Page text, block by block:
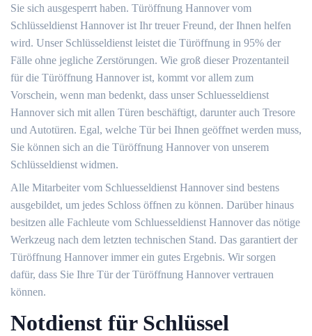
Sie sich ausgesperrt haben. Türöffnung Hannover vom
Schlüsseldienst Hannover ist Ihr treuer Freund, der Ihnen helfen
wird. Unser Schlüsseldienst leistet die Türöffnung in 95% der
Fälle ohne jegliche Zerstörungen. Wie groß dieser Prozentanteil
für die Türöffnung Hannover ist, kommt vor allem zum
Vorschein, wenn man bedenkt, dass unser Schluesseldienst
Hannover sich mit allen Türen beschäftigt, darunter auch Tresore
und Autotüren. Egal, welche Tür bei Ihnen geöffnet werden muss,
Sie können sich an die Türöffnung Hannover von unserem
Schlüsseldienst widmen.
Alle Mitarbeiter vom Schluesseldienst Hannover sind bestens
ausgebildet, um jedes Schloss öffnen zu können. Darüber hinaus
besitzen alle Fachleute vom Schluesseldienst Hannover das nötige
Werkzeug nach dem letzten technischen Stand. Das garantiert der
Türöffnung Hannover immer ein gutes Ergebnis. Wir sorgen
dafür, dass Sie Ihre Tür der Türöffnung Hannover vertrauen
können.
Notdienst für Schlüssel